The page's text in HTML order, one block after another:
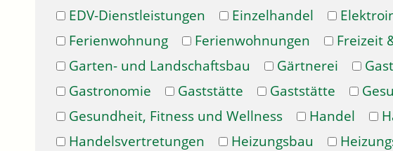
EDV-Dienstleistungen
Einzelhandel
Ferienwohnung
Ferienwohnungen Freizeit
Garten- und Landschaftsbau
Gärtnerei
Gastronomie
Gaststätte Gaststätte
Gesundheit, Fitness und Wellness
Handel
Handelsvertretungen
Heizungsbau